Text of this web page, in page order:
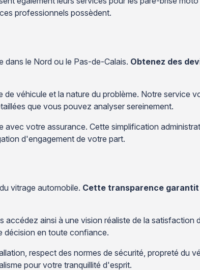
professionnels possèdent.
dans le Nord ou le Pas-de-Calais. Obtenez des
véhicule et la nature du problème. Notre service
que vous pouvez analyser sereinement.
votre assurance. Cette simplification
d'engagement de votre part.
vitrage automobile. Cette transparence
ainsi à une vision réaliste de la
décision en toute confiance.
respect des normes de sécurité, propreté du
pour votre tranquillité d'esprit.